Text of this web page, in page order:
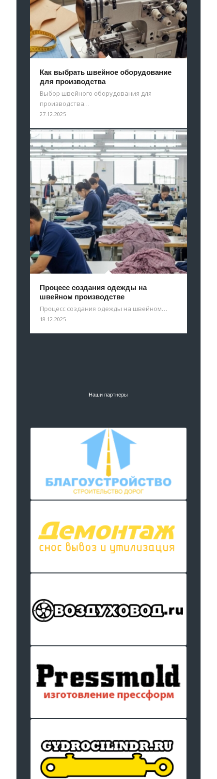
Как выбрать швейное оборудование
для производства
Выбор швейного оборудования для
производства…
27.12.2025
Процесс создания одежды на
швейном производстве
Процесс создания одежды на швейном…
18.12.2025
Наши партнеры